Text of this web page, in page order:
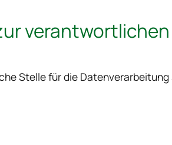
zur
Stelle für die